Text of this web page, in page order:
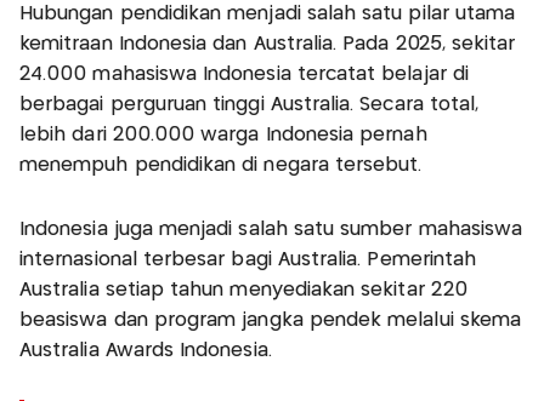
Hubungan pendidikan menjadi salah satu pilar utama
kemitraan Indonesia dan Australia. Pada 2025, sekitar
24.000 mahasiswa Indonesia tercatat belajar di
berbagai perguruan tinggi Australia. Secara total,
lebih dari 200.000 warga Indonesia pernah
menempuh pendidikan di negara tersebut.
Indonesia juga menjadi salah satu sumber mahasiswa
internasional terbesar bagi Australia. Pemerintah
Australia setiap tahun menyediakan sekitar 220
beasiswa dan program jangka pendek melalui skema
Australia Awards Indonesia.